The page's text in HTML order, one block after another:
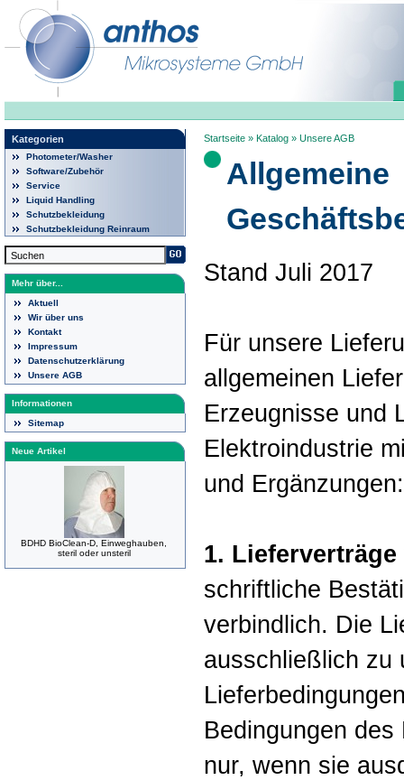
Kategorien
Photometer/Washer
Software/Zubehör
Service
Liquid Handling
Schutzbekleidung
Schutzbekleidung Reinraum
Mehr über...
Aktuell
Wir über uns
Kontakt
Impressum
Datenschutzerklärung
Unsere AGB
Informationen
Sitemap
Neue Artikel
BDHD BioClean-D, Einweghauben,
steril oder unsteril
Startseite » Katalog » Unsere AGB
Allgemeine
Stand Juli 2017
Für unsere
allgemeinen
Erzeugnisse und
Elektroindustrie
und Ergänzungen:
1. Lieferverträge
schriftliche
verbindlich. Die
ausschließlich zu
Bedingungen
nur, wenn sie